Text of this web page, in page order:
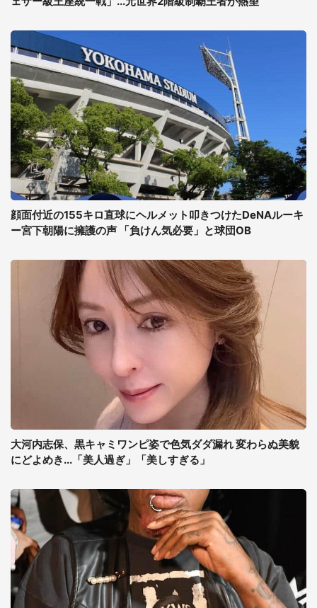
顔面付近の155キロ直球にヘルメット叩きつけたDeNAルーキ
ー宮下朝陽に擁護の声 「負けん気必要」と球団OB
大河内志保、黒キャミワンピ姿で色気ダダ漏れ 変わらぬ美貌
にどよめき...「美人過ぎ」「美しすぎる」